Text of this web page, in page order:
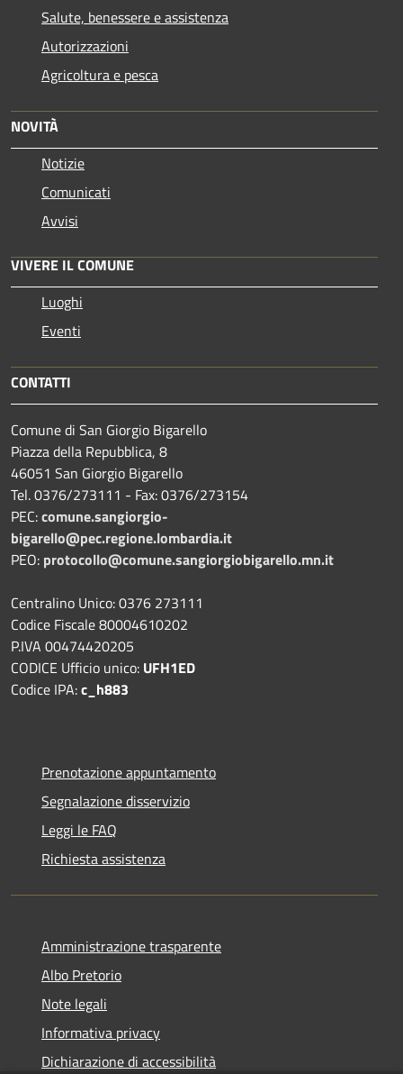
Salute, benessere e assistenza
Autorizzazioni
Agricoltura e pesca
NOVITÀ
Notizie
Comunicati
Avvisi
VIVERE IL COMUNE
Luoghi
Eventi
CONTATTI
Comune di San Giorgio Bigarello
Piazza della Repubblica, 8
46051 San Giorgio Bigarello
Tel. 0376/273111 - Fax: 0376/273154
PEC:comune.sangiorgio-
bigarello@pec.regione.lombardia.it
PEO: protocollo@comune.sangiorgiobigarello.mn.it
Centralino Unico: 0376 273111
Codice Fiscale 80004610202
P.IVA 00474420205
CODICE Ufficio unico: UFH1ED
Codice IPA:c_h883
Prenotazione appuntamento
Segnalazione disservizio
Leggi le FAQ
Richiesta assistenza
Amministrazione trasparente
Albo Pretorio
Note legali
Informativa privacy
Dichiarazione di accessibilità